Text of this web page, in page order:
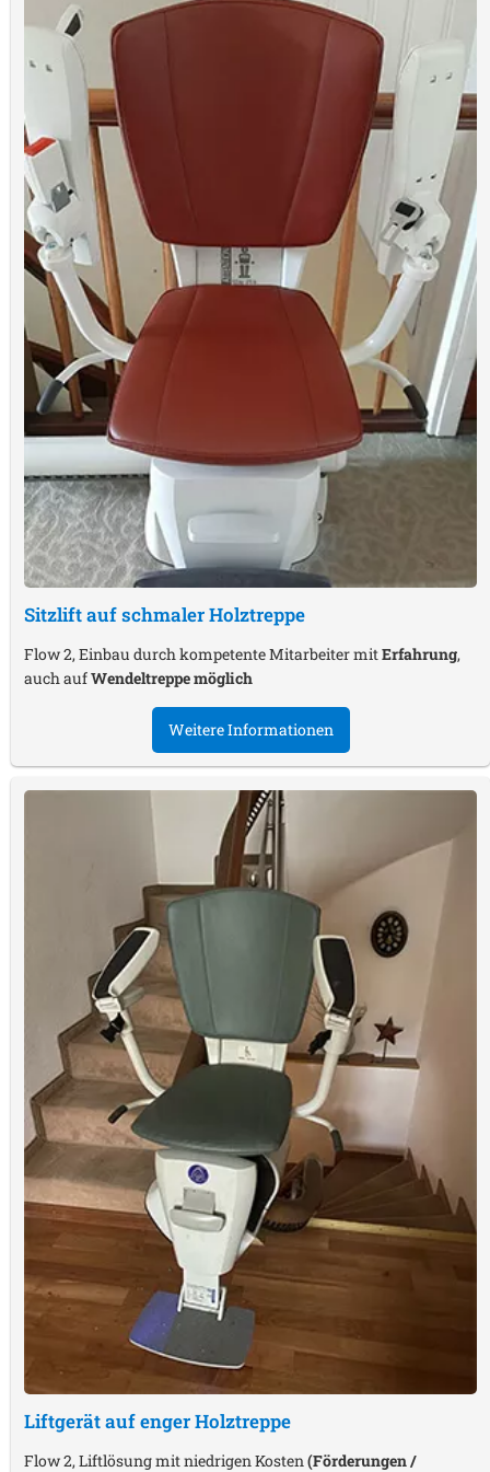
Sitzlift auf schmaler Holztreppe
Flow 2, Einbau durch kompetente Mitarbeiter mitErfahrung,
auch aufWendeltreppe möglich
Weitere Informationen
Liftgerät auf enger Holztreppe
Flow 2, Liftlösung mit niedrigen Kosten (Förderungen /